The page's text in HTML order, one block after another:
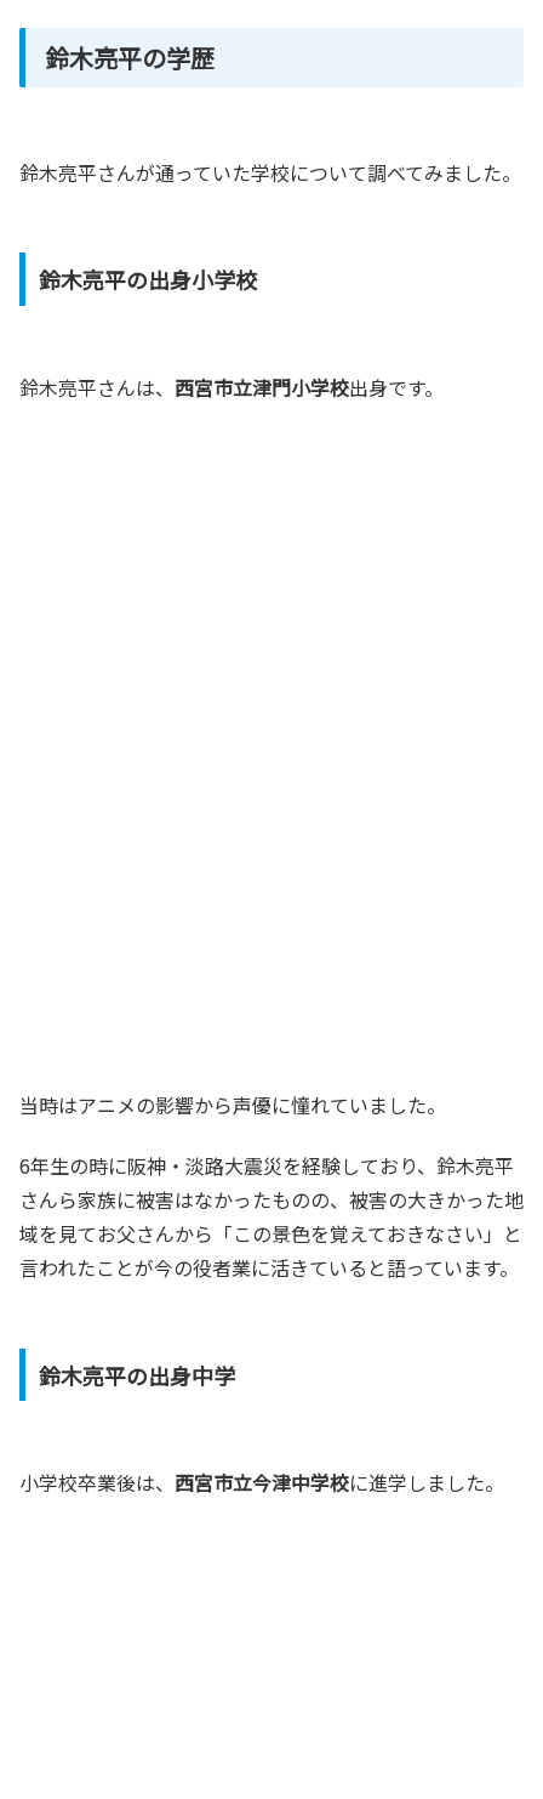
鈴木亮平の学歴
鈴木亮平さんが通っていた学校について調べてみました。
鈴木亮平の出身小学校
鈴木亮平さんは、 西宮市立津門小学校出身です。
当時はアニメの影響から声優に憧れていました。
6年生の時に阪神・淡路大震災を経験しており、鈴木亮平
さんら家族に被害はなかったものの、被害の大きかった地
域を見てお父さんから「この景色を覚えておきなさい」と
言われたことが今の役者業に活きていると語っています。
鈴木亮平の出身中学
小学校卒業後は、 西宮市立今津中学校に進学しました。